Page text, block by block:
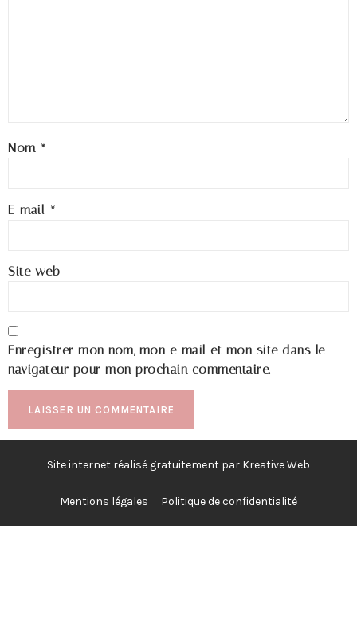
Nom *
E-mail *
Site web
Enregistrer mon nom, mon e-mail et mon site dans le
navigateur pour mon prochain commentaire.
Site internet réalisé gratuitement par Kreative Web
Mentions légales Politique de confidentialité